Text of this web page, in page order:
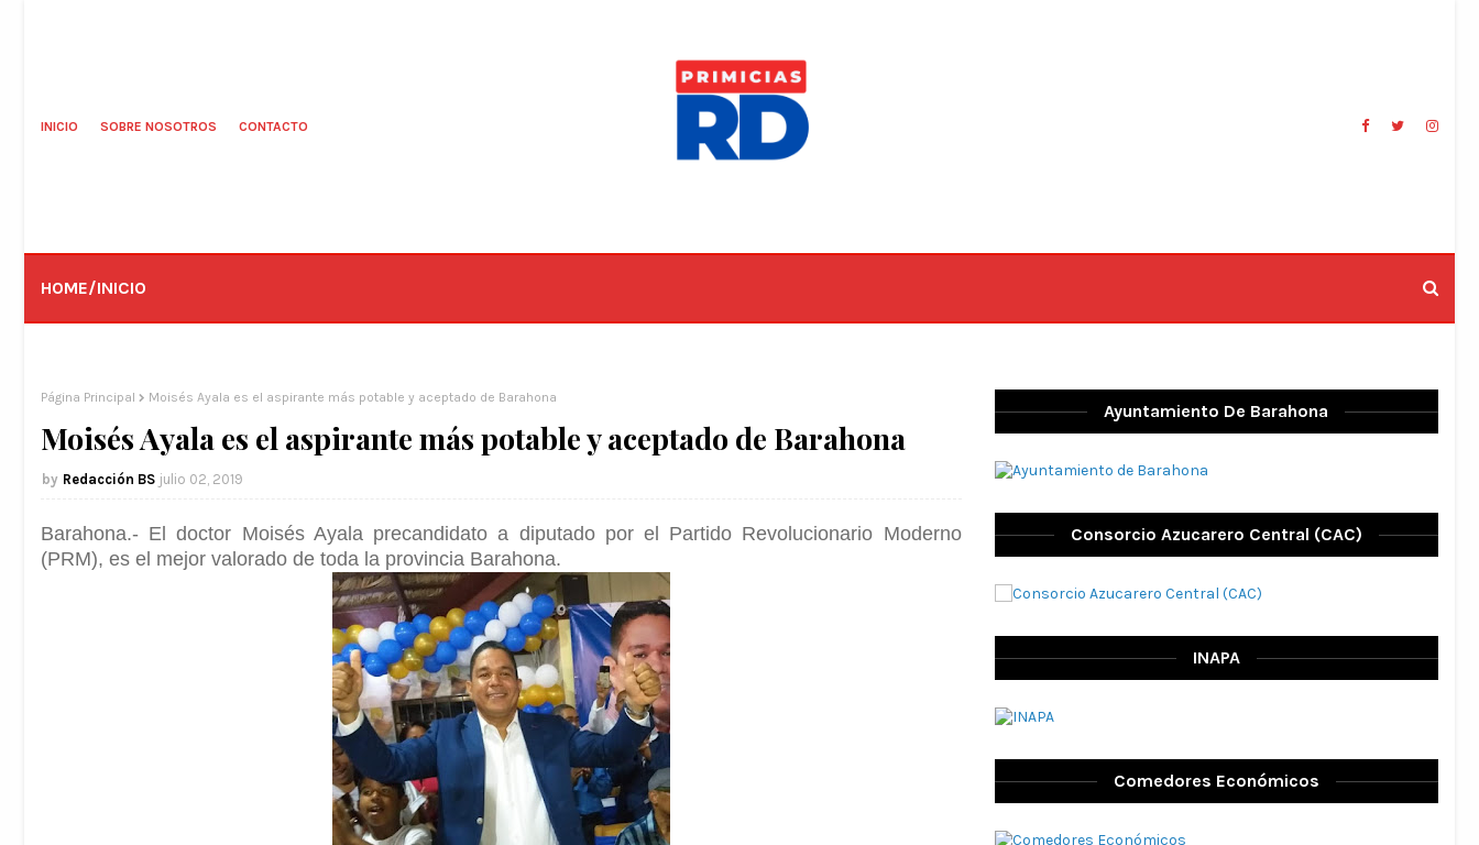
INICIO SOBRE NOSOTROS CONTACTO
HOME/INICIO
Página Principal Moisés Ayala es el aspirante más potable y aceptado de Barahona
Moisés Ayala es el aspirante más potable y aceptado de Barahona
Redacción BS julio 02, 2019
Barahona.- El doctor Moisés Ayala precandidato a diputado por el Partido Revolucionario Moderno
(PRM), es el mejor valorado de toda la provincia Barahona.
Ayuntamiento De Barahona
Consorcio Azucarero Central (CAC)
INAPA
Comedores Económicos